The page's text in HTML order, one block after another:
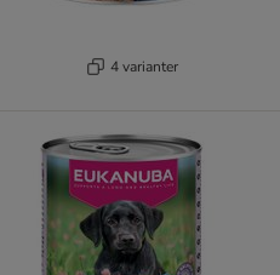
4 varianter